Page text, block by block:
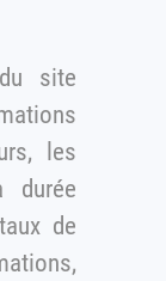
durée